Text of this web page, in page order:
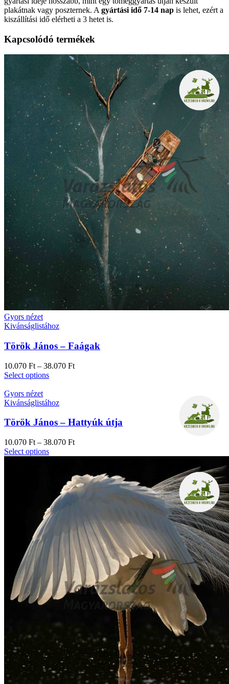
plakátnak vagy poszternek. A gyártási idő 7-14 nap is lehet, ezért a
kiszállítási idő elérheti a 3 hetet is.
Kapcsolódó termékek
Gyors nézet
Kivánságlistához
Török János – Faágak
10.070 Ft – 38.070 Ft
Select options
Gyors nézet
Kivánságlistához
Török János – Hattyúk útja
10.070 Ft – 38.070 Ft
Select options